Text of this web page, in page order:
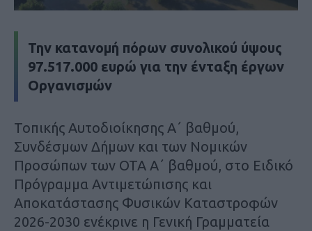
Την κατανομή πόρων συνολικού ύψους
97.517.000 ευρώ για την ένταξη έργων
Οργανισμών
Τοπικής Αυτοδιοίκησης Α΄ βαθμού,
Συνδέσμων Δήμων και των Νομικών
Προσώπων των ΟΤΑ Α΄ βαθμού, στο Ειδικό
Πρόγραμμα Αντιμετώπισης και
Αποκατάστασης Φυσικών Καταστροφών
2026-2030 ενέκρινε η Γενική Γραμματεία